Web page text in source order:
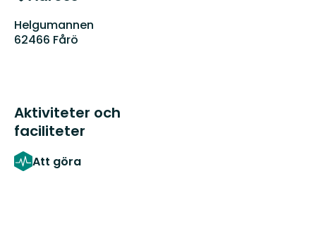
Helgumannen
62466 Fårö
Aktiviteter och
faciliteter
Att göra